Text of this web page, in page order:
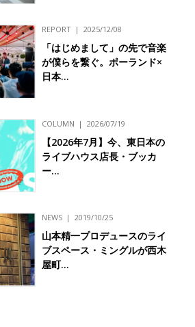
REPORT 2025/12/08
「はじめまして」の先で音楽
が僕らを繋ぐ。ポーランド×
日本…
COLUMN 2026/07/19
【2026年7月】今、東日本の
ライブハウス店長・ブッカ
ー…
NEWS 2019/10/25
山本精一プロデュースのライ
ブスペース・ミングルが西木
屋町…